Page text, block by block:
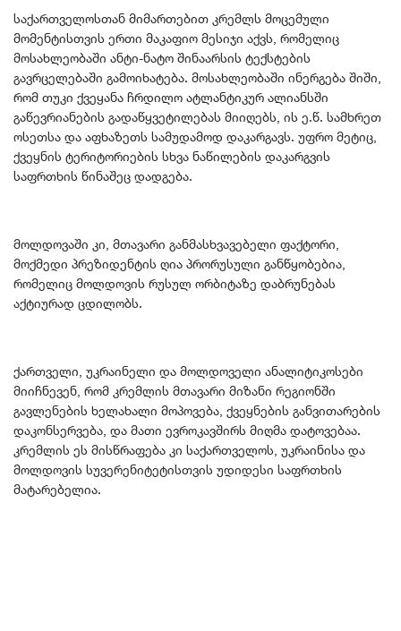
საქართველოსთან მიმართებით კრემლს მოცემული
მომენტისთვის ერთი მაკაფიო მესიჯი აქვს, რომელიც
მოსახლეობაში ანტი-ნატო შინაარსის ტექსტების
გავრცელებაში გამოიხატება. მოსახლეობაში ინერგება შიში,
რომ თუკი ქვეყანა ჩრდილო ატლანტიკურ ალიანსში
გაწევრიანების გადაწყვეტილებას მიიღებს, ის ე.წ. სამხრეთ
ოსეთსა და აფხაზეთს სამუდამოდ დაკარგავს. უფრო მეტიც,
ქვეყნის ტერიტორიების სხვა ნაწილების დაკარგვის
საფრთხის წინაშეც დადგება.
მოლდოვაში კი, მთავარი განმასხვავებელი ფაქტორი,
მოქმედი პრეზიდენტის ღია პრორუსული განწყობებია,
რომელიც მოლდოვის რუსულ ორბიტაზე დაბრუნებას
აქტიურად ცდილობს.
ქართველი, უკრაინელი და მოლდოველი ანალიტიკოსები
მიიჩნევენ, რომ კრემლის მთავარი მიზანი რეგიონში
გავლენების ხელახალი მოპოვება, ქვეყნების განვითარების
დაკონსერვება, და მათი ევროკავშირს მიღმა დატოვებაა.
კრემლის ეს მისწრაფება კი საქართველოს, უკრაინისა და
მოლდოვის სუვერენიტეტისთვის უდიდესი საფრთხის
მატარებელია.